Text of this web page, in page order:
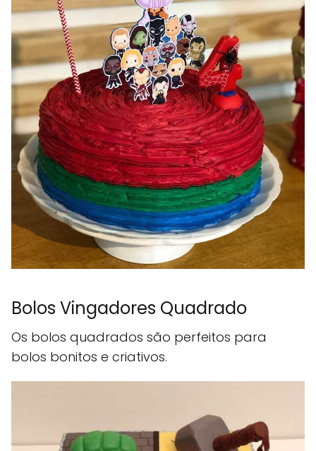
Bolos Vingadores Quadrado
Os bolos quadrados são perfeitos para
bolos bonitos e criativos.